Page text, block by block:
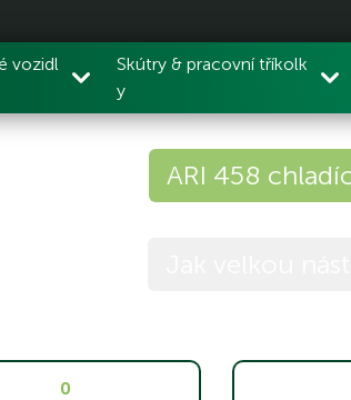
vozidl
Skútry & pracovní tříkolk
y
ARI 458
0